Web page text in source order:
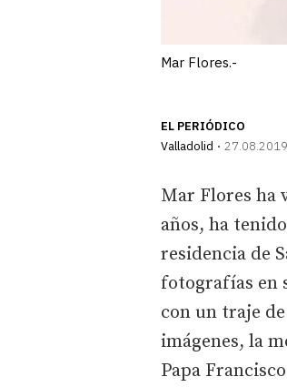
Mar Flores.-
EL PERIÓDICO
Valladolid
Mar Flores ha
años, ha
residencia de
fotografías en
con un traje
imágenes, la
Papa